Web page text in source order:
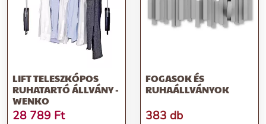
LIFT TELESZKÓPOS
RUHATARTÓ ÁLLVÁNY -
WENKO
28 789 Ft
FOGASOK ÉS
RUHAÁLLVÁNYOK
383 db